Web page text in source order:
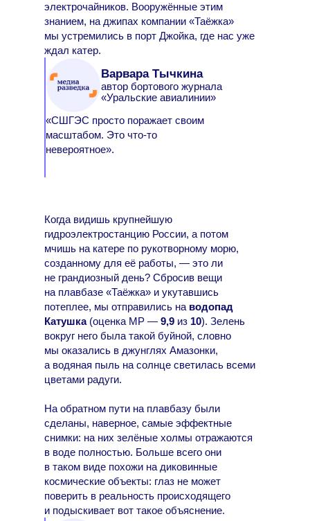
электрочайников. Вооружённые этим
знанием, на джипах компании «Таёжка»
мы устремились в порт Джойка, где нас уже
ждал катер.
Варвара Тычкина
автор бортового журнала
«Уральские авиалинии»
«СШГЭС просто поражает своим
масштабом. Это что-то
невероятное».
Когда видишь крупнейшую
гидроэлектростанцию России, а потом
мчишь на катере по рукотворному морю,
созданному для её работы, — это ли
не грандиозный день? Сбросив вещи
на плавбазе «Таёжка» и укутавшись
потеплее, мы отправились на водопад
Катушка(оценка МР — 9,9 из 10). Зелень
вокруг него была такой буйной, словно
мы оказались в джунглях Амазонки,
а водяная пыль на солнце светилась всеми
цветами радуги.
На обратном пути на плавбазу были
сделаны, наверное, самые эффектные
снимки: на них зелёные холмы отражаются
в воде полностью. Больше всего они
в таком виде похожи на диковинные
космические объекты: глаз не может
поверить в реальность происходящего
и подыскивает вот такое объяснение.